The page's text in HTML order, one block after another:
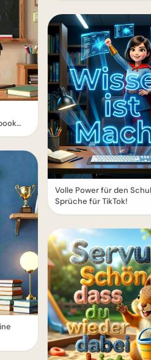
Volle Power für den
Sprüche für TikTok!